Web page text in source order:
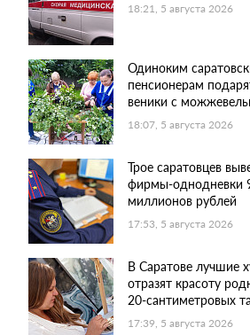
18:21, 5 августа 2026
Одиноким
пенсионерам
веники с
18:07, 5 августа 2026
Трое саратовцев
фирмы-однодневки
миллионов рублей
17:53, 5 августа 2026
В Саратове лучшие
отразят красоту
20-сантиметровых
17:39, 5 августа 2026